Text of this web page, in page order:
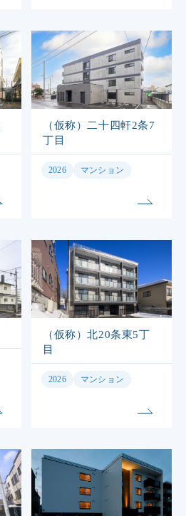
（仮称）二十四軒2条7
丁目
2026 マンション
（仮称）北20条東5丁
目
2026 マンション